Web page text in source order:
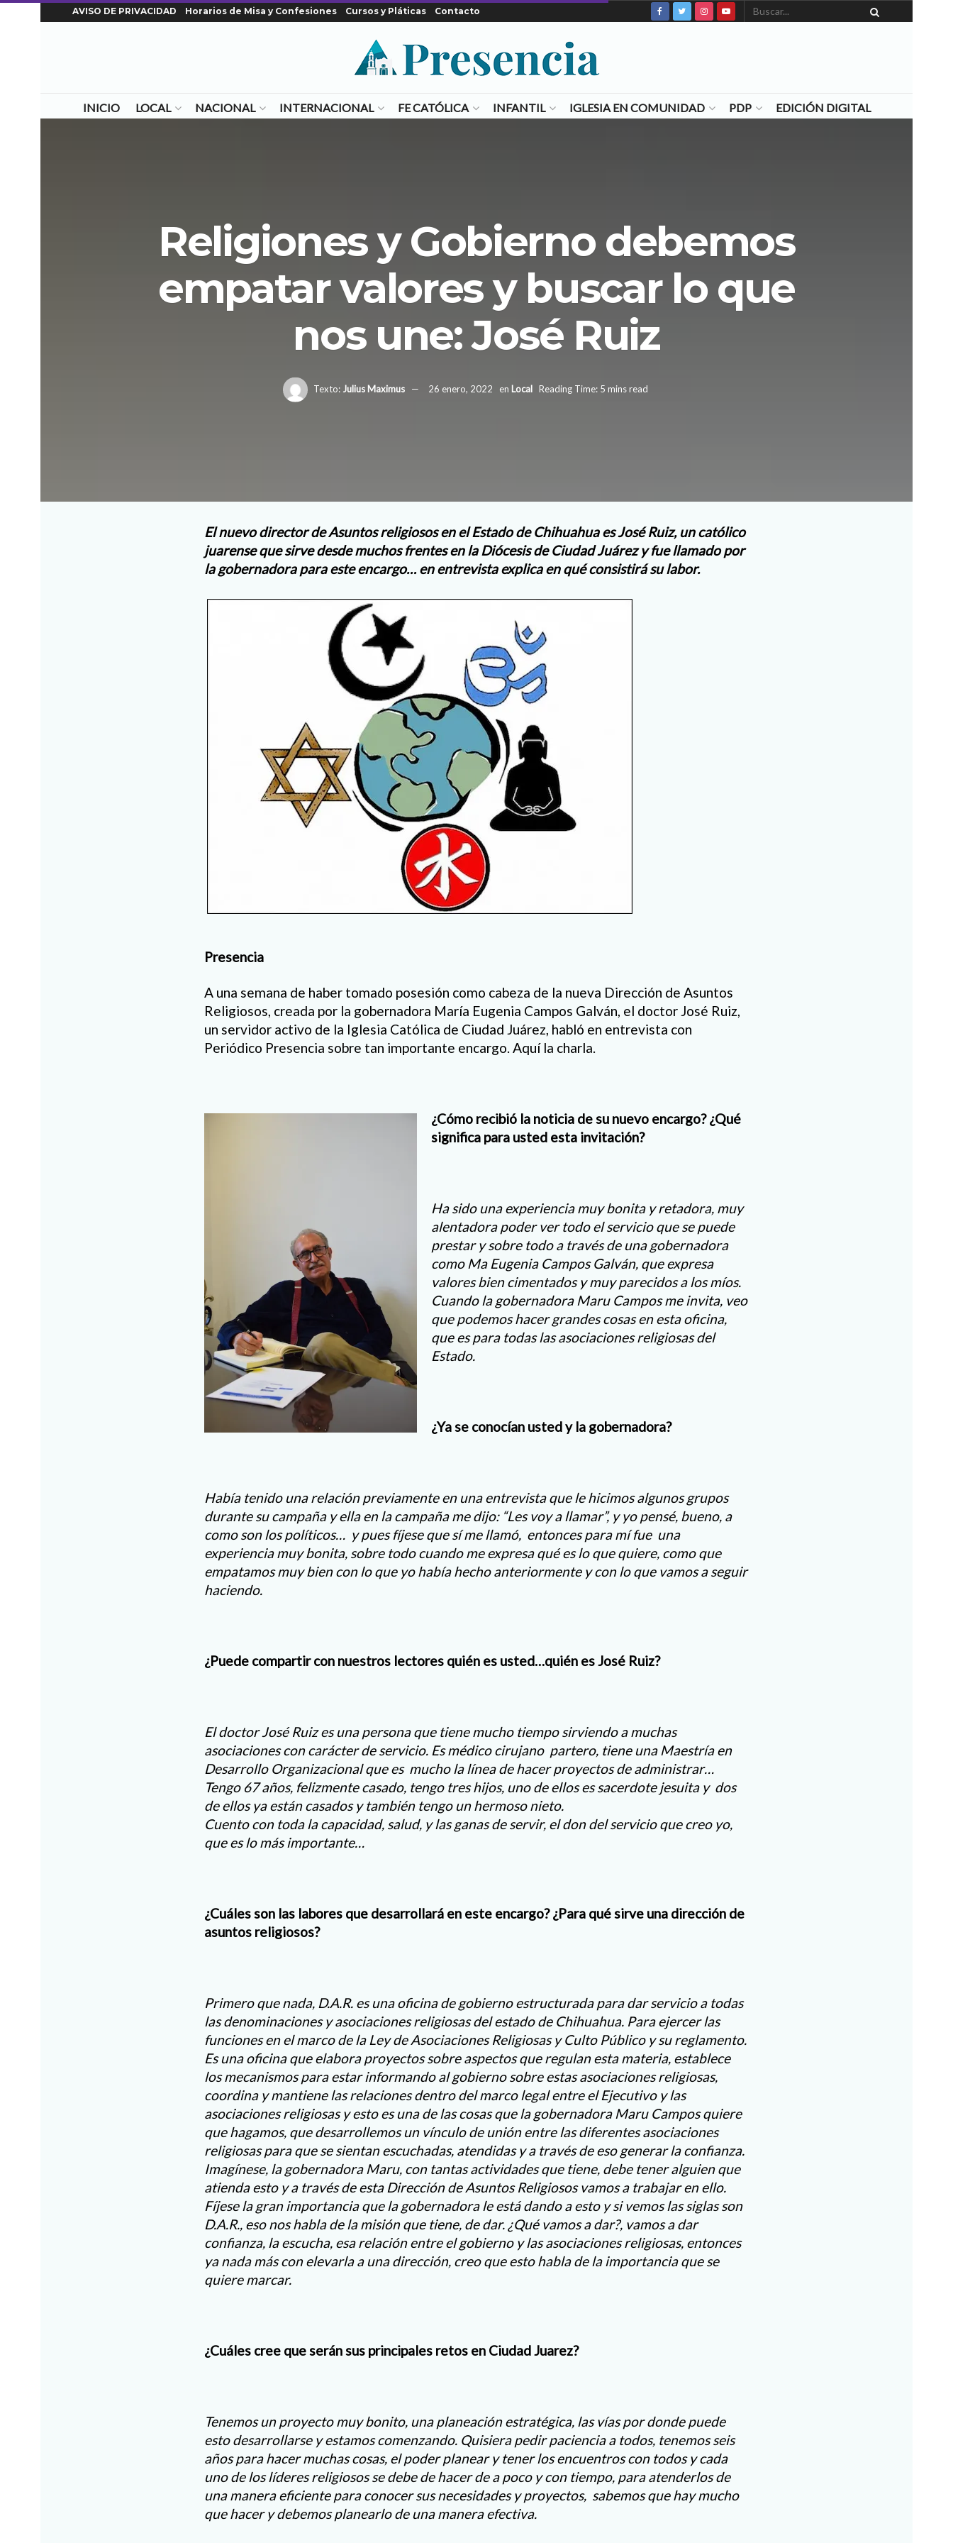
AVISO DE PRIVACIDAD Horarios de Misa y Confesiones Cursos y Pláticas Contacto
INICIO LOCAL NACIONAL INTERNACIONAL FE CATÓLICA INFANTIL IGLESIA EN COMUNIDAD PDP EDICIÓN DIGITAL
Religiones y Gobierno debemos
empatar valores y buscar lo que
nos une: José Ruiz
Texto: Julius Maximus 26 enero, 2022 en Local Reading Time: 5 mins read
El nuevo director de Asuntos religiosos en el Estado de Chihuahua es José Ruiz, un católico
juarense que sirve desde muchos frentes en la Diócesis de Ciudad Juárez y fue llamado por
la gobernadora para este encargo… en entrevista explica en qué consistirá su labor.
Presencia
A una semana de haber tomado posesión como cabeza de la nueva Dirección de Asuntos
Religiosos, creada por la gobernadora María Eugenia Campos Galván, el doctor José Ruiz,
un servidor activo de la Iglesia Católica de Ciudad Juárez, habló en entrevista con
Periódico Presencia sobre tan importante encargo. Aquí la charla.
¿Cómo recibió la noticia de su nuevo encargo? ¿Qué
significa para usted esta invitación?
Ha sido una experiencia muy bonita y retadora, muy
alentadora poder ver todo el servicio que se puede
prestar y sobre todo a través de una gobernadora
como Ma Eugenia Campos Galván, que expresa
valores bien cimentados y muy parecidos a los míos.
Cuando la gobernadora Maru Campos me invita, veo
que podemos hacer grandes cosas en esta oficina,
que es para todas las asociaciones religiosas del
Estado.
¿Ya se conocían usted y la gobernadora?
Había tenido una relación previamente en una entrevista que le hicimos algunos grupos
durante su campaña y ella en la campaña me dijo: “Les voy a llamar”, y yo pensé, bueno, a
como son los políticos… y pues fíjese que sí me llamó, entonces para mí fue una
experiencia muy bonita, sobre todo cuando me expresa qué es lo que quiere, como que
empatamos muy bien con lo que yo había hecho anteriormente y con lo que vamos a seguir
haciendo.
¿Puede compartir con nuestros lectores quién es usted…quién es José Ruiz?
El doctor José Ruiz es una persona que tiene mucho tiempo sirviendo a muchas
asociaciones con carácter de servicio. Es médico cirujano partero, tiene una Maestría en
Desarrollo Organizacional que es mucho la línea de hacer proyectos de administrar…
Tengo 67 años, felizmente casado, tengo tres hijos, uno de ellos es sacerdote jesuita y dos
de ellos ya están casados y también tengo un hermoso nieto.
Cuento con toda la capacidad, salud, y las ganas de servir, el don del servicio que creo yo,
que es lo más importante…
¿Cuáles son las labores que desarrollará en este encargo? ¿Para qué sirve una dirección de
asuntos religiosos?
Primero que nada, D.A.R. es una oficina de gobierno estructurada para dar servicio a todas
las denominaciones y asociaciones religiosas del estado de Chihuahua. Para ejercer las
funciones en el marco de la Ley de Asociaciones Religiosas y Culto Público y su reglamento.
Es una oficina que elabora proyectos sobre aspectos que regulan esta materia, establece
los mecanismos para estar informando al gobierno sobre estas asociaciones religiosas,
coordina y mantiene las relaciones dentro del marco legal entre el Ejecutivo y las
asociaciones religiosas y esto es una de las cosas que la gobernadora Maru Campos quiere
que hagamos, que desarrollemos un vínculo de unión entre las diferentes asociaciones
religiosas para que se sientan escuchadas, atendidas y a través de eso generar la confianza.
Imagínese, la gobernadora Maru, con tantas actividades que tiene, debe tener alguien que
atienda esto y a través de esta Dirección de Asuntos Religiosos vamos a trabajar en ello.
Fíjese la gran importancia que la gobernadora le está dando a esto y si vemos las siglas son
D.A.R., eso nos habla de la misión que tiene, de dar. ¿Qué vamos a dar?, vamos a dar
confianza, la escucha, esa relación entre el gobierno y las asociaciones religiosas, entonces
ya nada más con elevarla a una dirección, creo que esto habla de la importancia que se
quiere marcar.
¿Cuáles cree que serán sus principales retos en Ciudad Juarez?
Tenemos un proyecto muy bonito, una planeación estratégica, las vías por donde puede
esto desarrollarse y estamos comenzando. Quisiera pedir paciencia a todos, tenemos seis
años para hacer muchas cosas, el poder planear y tener los encuentros con todos y cada
uno de los líderes religiosos se debe de hacer de a poco y con tiempo, para atenderlos de
una manera eficiente para conocer sus necesidades y proyectos, sabemos que hay mucho
que hacer y debemos planearlo de una manera efectiva.